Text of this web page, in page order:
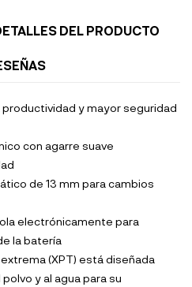
DEL PRODUCTO
y mayor seguridad
con agarre suave
de 13 mm para cambios
electrónicamente para
la batería
(XPT) está diseñada
y al agua para su